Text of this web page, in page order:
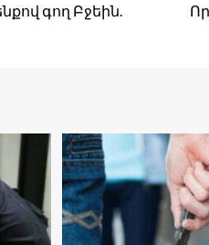
գող Բջեին.